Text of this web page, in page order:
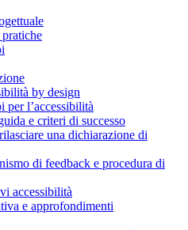
by design
per l’accessibilità
e criteri di successo
una dichiarazione di
di feedback e procedura di
accessibilità
e approfondimenti